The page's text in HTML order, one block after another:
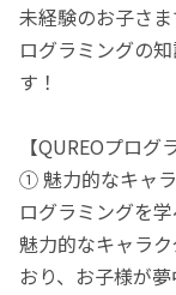
未経験のお子さ
ログラミングの
す！
【QUREOプログ
① 魅力的なキャ
ログラミングを学
魅力的なキャラ
おり、お子様が